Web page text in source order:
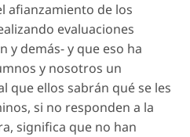
afianzamiento de los
evaluaciones
y demás- y que eso ha
y nosotros un
que ellos sabrán qué se les
si no responden a la
significa que no han